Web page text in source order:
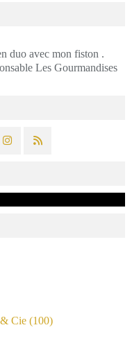
duo avec mon fiston .
Les Gourmandises
Cie (100)